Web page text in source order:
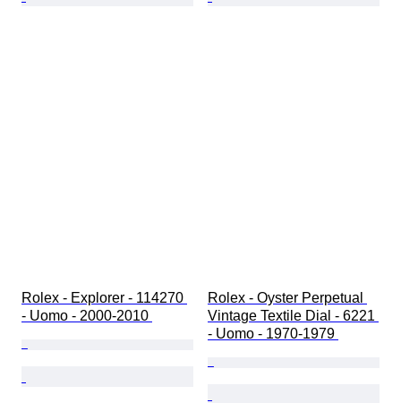
Rolex - Explorer - 114270
- Uomo - 2000-2010
Rolex - Oyster Perpetual
Vintage Textile Dial - 6221
- Uomo - 1970-1979